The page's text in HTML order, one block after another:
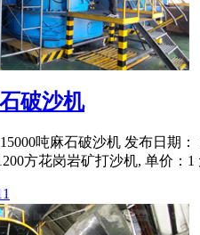
破沙机
吨麻石破沙机 发布日期
方花岗岩矿打沙机, 单价：